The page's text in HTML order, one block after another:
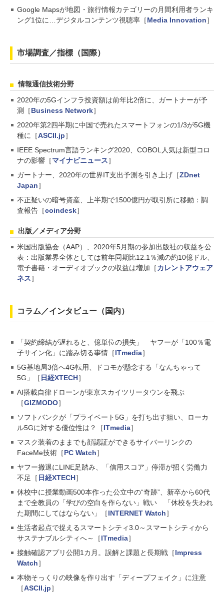
Google Mapsが地図・旅行情報カテゴリーの月間利用者ランキ
ング1位に…デジタルコンテンツ視聴率［Media Innovation］
市場調査／指標（国際）
情報通信技術分野
2020年の5Gインフラ投資額は前年比2倍に、ガートナーが予
測［Business Network］
2020年第2四半期に中国で売れたスマートフォンの1/3が5G機
種に［ASCII.jp］
IEEE Spectrum言語ランキング2020、COBOL人気は新型コロ
ナの影響［マイナビニュース］
ガートナー、2020年の世界IT支出予測を引き上げ［ZDnet
Japan］
不正疑いの暗号資産、上半期で1500億円が取引所に移動：調
査報告［coindesk］
出版／メディア分野
米国出版協会（AAP）、2020年5月期の参加出版社の収益を公
表：出版業界全体としては前年同期比12.1％減の約10億ドル、
電子書籍・オーディオブックの収益は増加［カレントアウェア
ネス］
コラム／インタビュー（国内）
「契約締結が遅れると、億単位の損失」 ヤフーが「100％電
子サイン化」に踏み切る事情［ITmedia］
5G基地局3倍へ4G転用、ドコモが懸念する「なんちゃって
5G」［ 日経XTECH］
AI搭載自律ドローンが東京スカイツリータウンを飛ぶ
［GIZMODO］
ソフトバンクが「プライベート5G」を打ち出す狙い、ローカ
ル5Gに対する優位性は？［ITmedia］
マスク装着のままでも顔認証ができるサイバーリンクの
FaceMe技術［PC Watch］
ヤフー撤退にLINE足踏み、「信用スコア」停滞が招く労働力
不足［ 日経XTECH］
休校中に授業動画500本作った公立中の“奇跡”、新卒から60代
まで全教員の「学びの空白を作らない」戦い 「休校を失われ
た期間にしてはならない」［INTERNET Watch］
生活者起点で捉えるスマートシティ3.0～スマートシティから
サステナブルシティへ～［ITmedia］
接触確認アプリ公開1カ月。誤解と課題と長期戦［Impress
Watch］
本物そっくりの映像を作り出す「ディープフェイク」に注意
［ASCII.jp］